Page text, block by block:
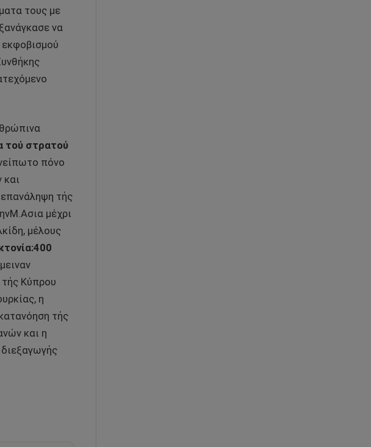
τους με
να
εκφοβισμού
τού στρατού
πόνο
και
τής
μέχρι
μέλους
Κύπρου
η
τής
και η